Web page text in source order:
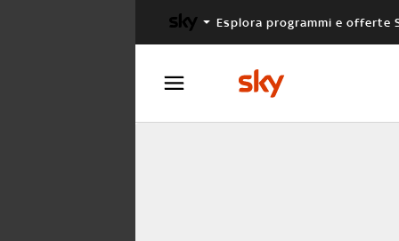
Esplora programmi e offerte